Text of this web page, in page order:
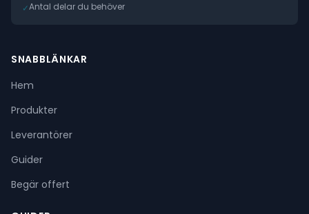
✓Antal delar du behöver
SNABBLÄNKAR
Hem
Produkter
Leverantörer
Guider
Begär offert